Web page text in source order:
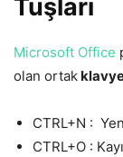
Tuşları
Microsoft Office
olan ortak
CTRL+N :
CTRL+O :